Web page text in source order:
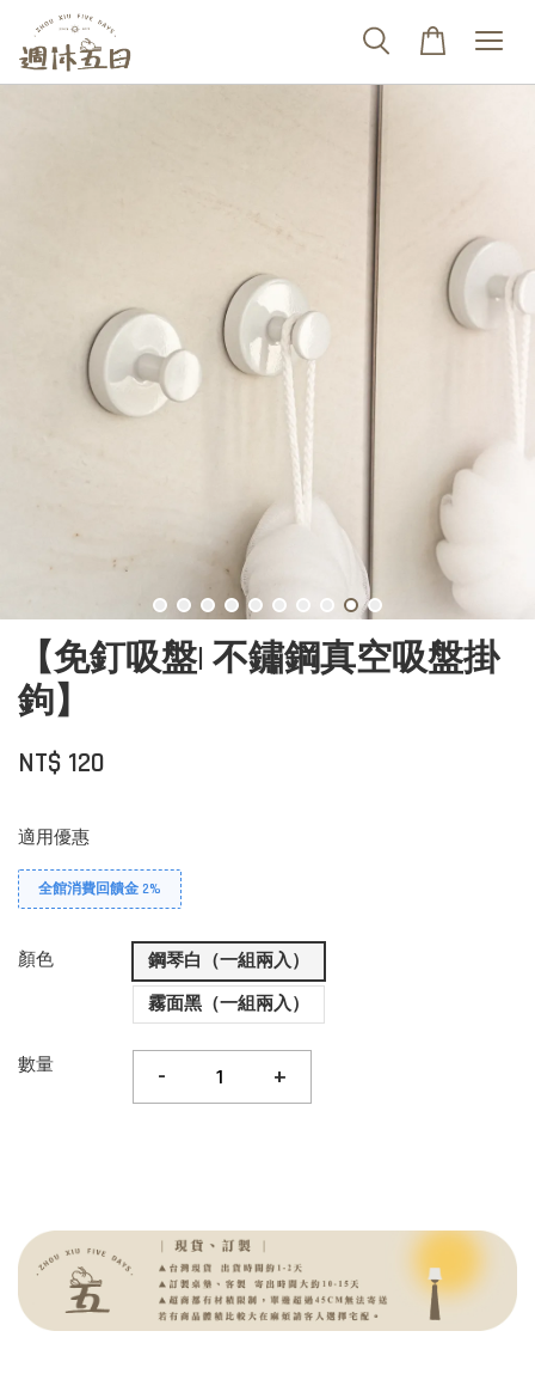
【免釘吸盤| 不鏽鋼真空吸盤掛
鉤】
NT$ 120
適用優惠
全館消費回饋金 2%
顏色
鋼琴白（一組兩入）
霧面黑（一組兩入）
數量 - +